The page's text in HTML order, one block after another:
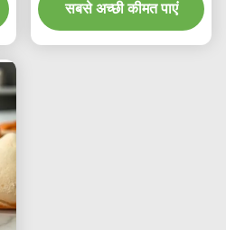
सबसे अच्छी कीमत पाएं